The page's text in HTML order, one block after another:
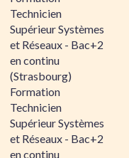
Technicien
Supérieur Systèmes
et Réseaux - Bac+2
en continu
(Strasbourg)
Formation
Technicien
Supérieur Systèmes
et Réseaux - Bac+2
en continu